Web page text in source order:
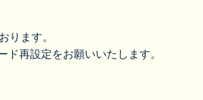
ます。
再設定をお願いいたします。